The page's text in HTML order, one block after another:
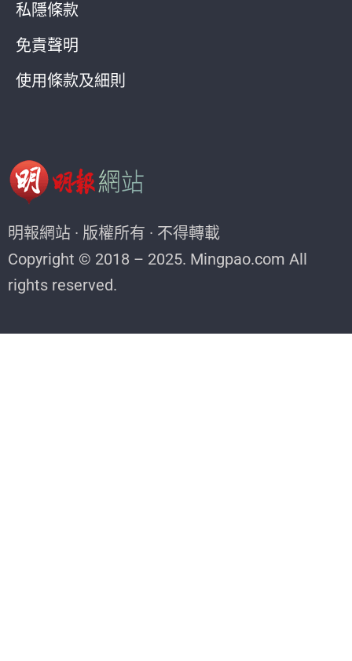
私隱條款
免責聲明
使用條款及細則
明報網站 · 版權所有 · 不得轉載
Copyright © 2018 – 2025. Mingpao.com All
rights reserved.